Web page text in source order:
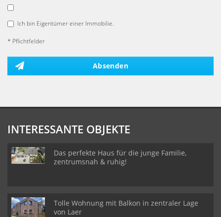
Ich bin Eigentümer einer Immobilie.
* Pflichtfelder
Absenden
INTERESSANTE OBJEKTE
Das perfekte Haus für die junge Familie,
zentrumsnah & ruhig!
Tolle Wohnung mit Balkon in zentraler Lage
von Laer